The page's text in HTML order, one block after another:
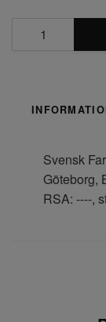
Svensk
Göteborg,
RSA: ----,